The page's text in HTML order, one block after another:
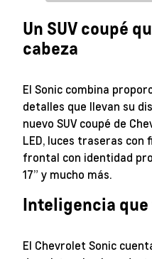
Un SUV coupé
cabeza
El Sonic combina
detalles que llevan su
nuevo SUV coupé de
LED, luces traseras con
frontal con identidad
17” y mucho más.
Inteligencia
El Chevrolet Sonic